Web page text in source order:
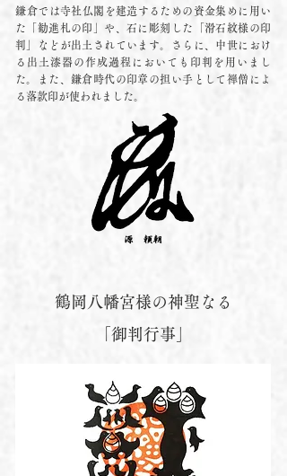
​鎌倉では寺社仏閣を建造するための資金集めに用い
た「勧進札の印」や、石に彫刻した「滑石紋様の印
判」などが出土されています。さらに、中世におけ
る出土漆器の作成過程においても印判を用いまし
た。また、鎌倉時代の印章の担い手として禅僧によ
る落款印が使われました。
鶴岡八幡宮様の神聖なる
「御判行事」